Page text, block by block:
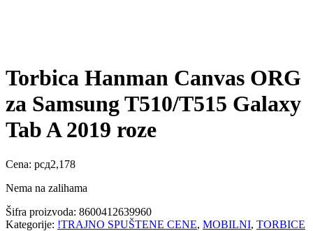
Torbica Hanman Canvas ORG
za Samsung T510/T515 Galaxy
Tab A 2019 roze
Cena: рсд2,178
Nema na zalihama
Šifra proizvoda: 8600412639960
Kategorije: !TRAJNO SPUŠTENE CENE, MOBILNI, TORBICE